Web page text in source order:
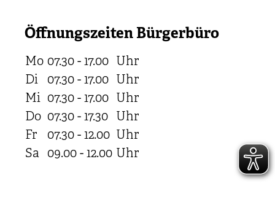
Öffnungszeiten Bürgerbüro
Mo 07.30 - 17.00 Uhr
Di
07.30 - 17.00 Uhr
Mi 07.30 - 17.00 Uhr
Do 07.30 - 17.30 Uhr
Fr
07.30 - 12.00 Uhr
Sa 09.00 - 12.00 Uhr